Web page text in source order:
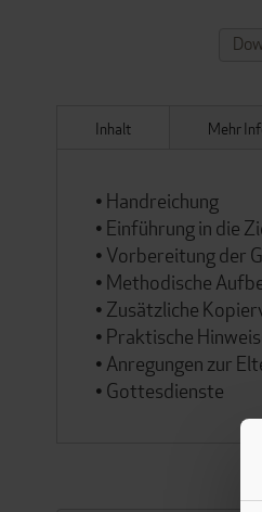
Inhalt
• Handreichung
• Einführung in die
• Vorbereitung der
• Methodische
• Zusätzliche
• Praktische
• Anregungen zur
• Gottesdienste
Mehr